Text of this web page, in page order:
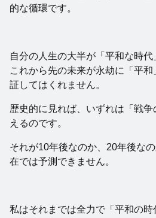
的な循環です。
自分の人生の大半が「平和な時代
これから先の未来が永劫に「平
証してはくれません。
歴史的に見れば、いずれは「戦
えるのです。
それが10年後なのか、20年後な
在では予測できません。
私はそれまでは全力で「平和の